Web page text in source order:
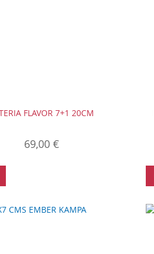
FLAVOR 7+1 20CM
69,00 €